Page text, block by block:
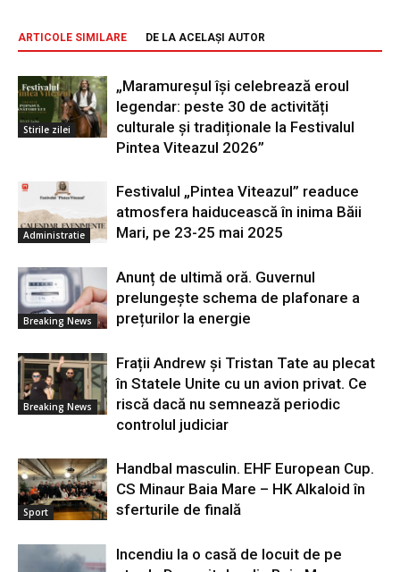
ARTICOLE SIMILARE DE LA ACELAȘI AUTOR
Stirile zilei
„Maramureșul își celebrează eroul
legendar: peste 30 de activități
culturale și tradiționale la Festivalul
Pintea Viteazul 2026”
Administratie
Festivalul „Pintea Viteazul” readuce
atmosfera haiducească în inima Băii
Mari, pe 23-25 mai 2025
Breaking News
Anunț de ultimă oră. Guvernul
prelungește schema de plafonare a
prețurilor la energie
Breaking News
Frații Andrew și Tristan Tate au plecat
în Statele Unite cu un avion privat. Ce
riscă dacă nu semnează periodic
controlul judiciar
Sport
Handbal masculin. EHF European Cup.
CS Minaur Baia Mare – HK Alkaloid în
sferturile de finală
Incendiu la o casă de locuit de pe